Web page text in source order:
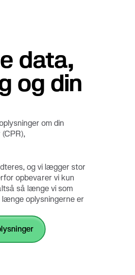
data,
og din
om din
og vi lægger stor
opbevarer vi kun
så længe vi som
oplysningerne er